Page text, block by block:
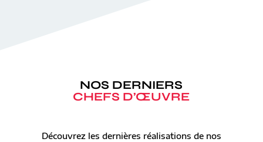
NOS DERNIERS
CHEFS D’ŒUVRE
Découvrez les dernières réalisations de nos